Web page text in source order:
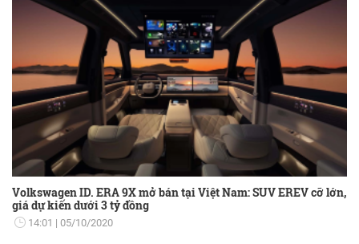
Volkswagen ID. ERA 9X mở bán tại Việt Nam: SUV EREV cỡ lớn,
giá dự kiến dưới 3 tỷ đồng
14:01 05/10/2020